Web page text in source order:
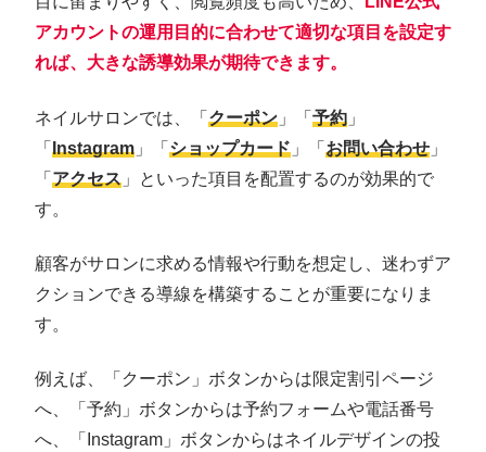
アカウントの運用目的に合わせて適切な項目を設定す
れば、大きな誘導効果が期待できます。
ネイルサロンでは、「 クーポン 」「 予約 」
「 Instagram 」「 ショップカード 」「 お問い合わせ 」
「 アクセス 」といった項目を配置するのが効果的で
す。
顧客がサロンに求める情報や行動を想定し、迷わずア
クションできる導線を構築することが重要になりま
す。
例えば、「クーポン」ボタンからは限定割引ページ
へ、「予約」ボタンからは予約フォームや電話番号
へ、「Instagram」ボタンからはネイルデザインの投